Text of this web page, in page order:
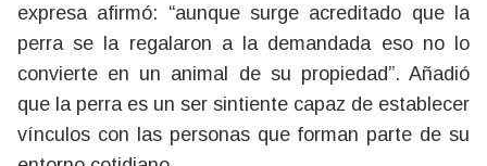
expresa afirmó: “aunque surge acreditado que la
perra se la regalaron a la demandada eso no lo
convierte en un animal de su propiedad”. Añadió
que la perra es un ser sintiente capaz de establecer
vínculos con las personas que forman parte de su